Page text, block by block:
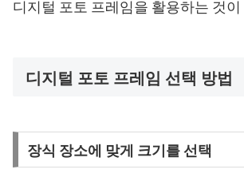
디지털 포토 프레임을 활용하는 것
디지털 포토 프레임 선택 방법
장식 장소에 맞게 크기를 선택